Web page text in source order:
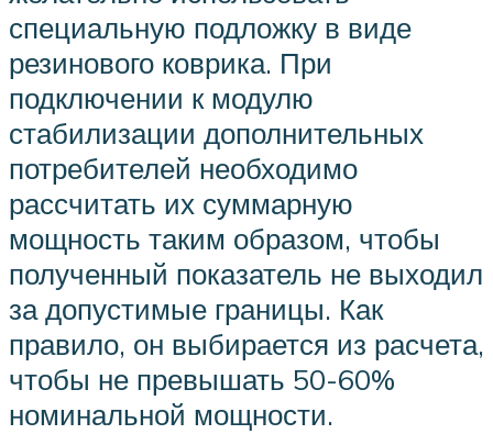
специальную подложку в виде
резинового коврика. При
подключении к модулю
стабилизации дополнительных
потребителей необходимо
рассчитать их суммарную
мощность таким образом, чтобы
полученный показатель не выходил
за допустимые границы. Как
правило, он выбирается из расчета,
чтобы не превышать 50-60%
номинальной мощности.